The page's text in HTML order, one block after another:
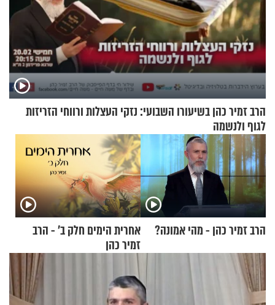
הרב זמיר כהן בשיעורו השבועי: נזקי העצלות ורווחי הזריזות
לגוף ולנשמה
הרב זמיר כהן - מהי אמונה?
אחרית הימים חלק ב’ - הרב
זמיר כהן